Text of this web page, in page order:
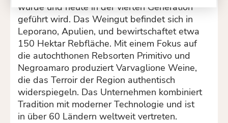
wurde und heute in der vierten Generation
geführt wird. Das Weingut befindet sich in
Leporano, Apulien, und bewirtschaftet etwa
150 Hektar Rebfläche. Mit einem Fokus auf
die autochthonen Rebsorten Primitivo und
Negroamaro produziert Varvaglione Weine,
die das Terroir der Region authentisch
widerspiegeln. Das Unternehmen kombiniert
Tradition mit moderner Technologie und ist
in über 60 Ländern weltweit vertreten.